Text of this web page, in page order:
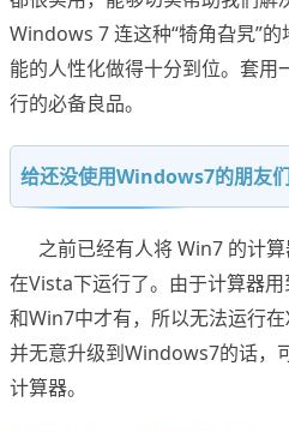
Windows 7 连这种“犄角旮旯”
能的人性化做得十分到位。套
行的必备良品。
给还没使用Windows7的朋友们
之前已经有人将 Win7 的计算
在Vista下运行了。由于计算器
和Win7中才有，所以无法运行
并无意升级到Windows7的话，
计算器。